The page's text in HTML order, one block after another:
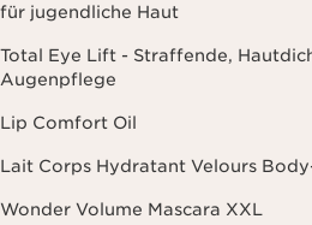
für jugendliche Haut
Total Eye Lift - Straffende,
Augenpflege
Lip Comfort Oil
Lait Corps Hydratant Velours
Wonder Volume Mascara XXL